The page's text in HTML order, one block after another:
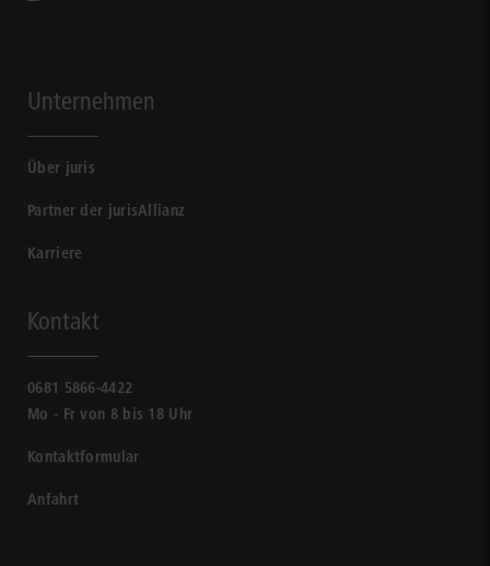
Unternehmen
Über juris
Partner der jurisAllianz
Karriere
Kontakt
0681 5866-4422
Mo - Fr von 8 bis 18 Uhr
Kontaktformular
Anfahrt